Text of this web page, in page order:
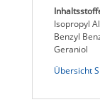
Isopropyl
Benzyl
Geraniol
Übersicht